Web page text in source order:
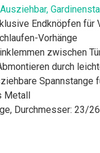
Endknöpfen für
Vorhänge
zwischen
durch
Spannstange
Metall
Durchmesser: 23/